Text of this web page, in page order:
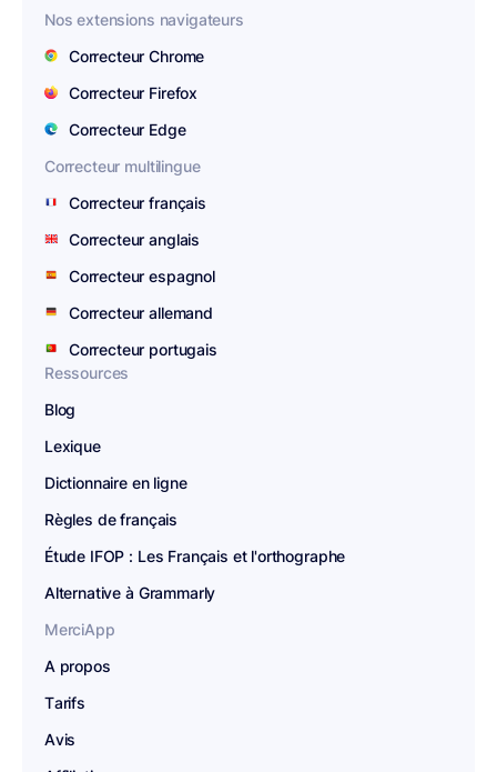
Nos extensions navigateurs
Correcteur Chrome
Correcteur Firefox
Correcteur Edge
Correcteur multilingue
Correcteur français
Correcteur anglais
Correcteur espagnol
Correcteur allemand
Correcteur portugais
Ressources
Blog
Lexique
Dictionnaire en ligne
Règles de français
Étude IFOP : Les Français et l'orthographe
Alternative à Grammarly
MerciApp
A propos
Tarifs
Avis